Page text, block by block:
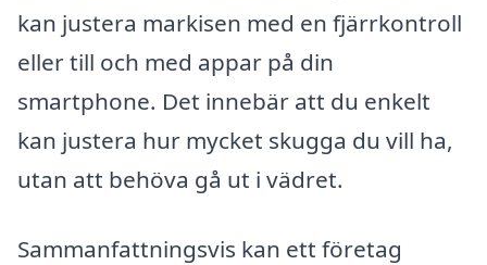
kan justera markisen med en fjärrkontroll
eller till och med appar på din
smartphone. Det innebär att du enkelt
kan justera hur mycket skugga du vill ha,
utan att behöva gå ut i vädret.
Sammanfattningsvis kan ett företag